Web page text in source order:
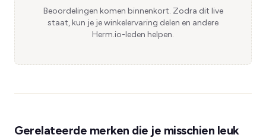
Beoordelingen komen binnenkort. Zodra dit live
staat, kun je je winkelervaring delen en andere
Herm.io-leden helpen.
Gerelateerde merken die je misschien leuk